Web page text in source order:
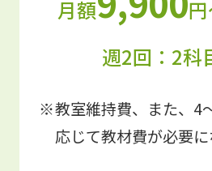
月額
円
週2回：2科
教室維持費、また、4
応じて教材費が必要に